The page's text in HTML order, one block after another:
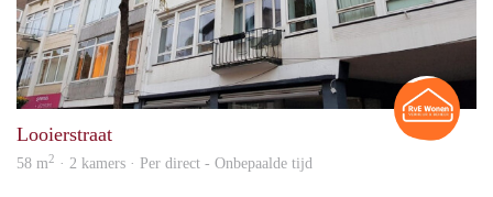
Looierstraat
58 m2 · 2 kamers · Per direct - Onbepaalde tijd